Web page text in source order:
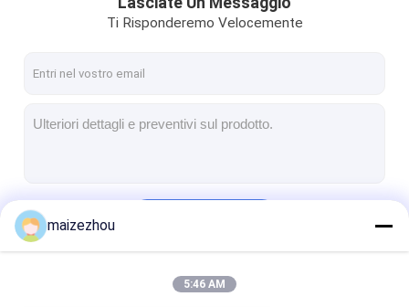
Ti Risponderemo Velocemente
maizezhou
5:46 AM